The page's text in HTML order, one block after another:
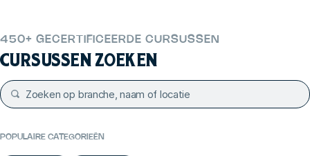
450+ GECERTIFICEERDE CURSUSSEN
CURSUSSEN ZOEKEN
POPULAIRE CATEGORIEËN